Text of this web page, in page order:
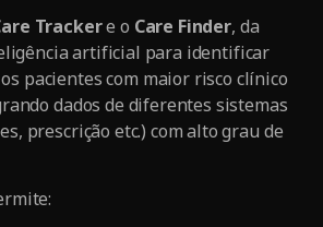
Trackere o Care Finder, da
artificial para identificar
pacientes com maior risco clínico
dados de diferentes sistemas
prescrição etc.) com alto grau de